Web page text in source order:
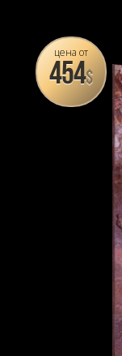
цена от
454$